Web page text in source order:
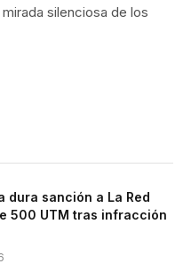
silenciosa de los
dura sanción a La Red
500 UTM tras infracción